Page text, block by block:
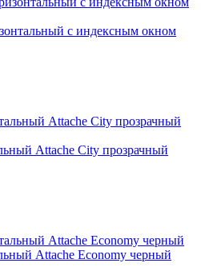
с индексным окном
Attache City прозрачный
Attache Economy черный